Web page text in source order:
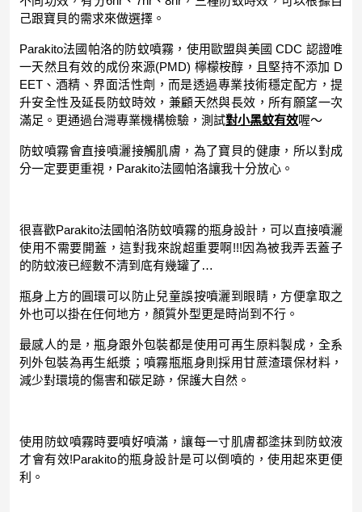
己跟寶貝的需求來做選擇。
Parakito法國帕洛的防蚊噴霧，使用歐盟與美國 CDC 認證唯
一天然且有效的成份來源(PMD) 檸檬桉醇，且堅持不添加 D
EET、酒精、界面活性劑，而是透過專業技術穩定配方，提
升安全性及延長防蚊時效，兼顧天然與長效，所有願望一次
滿足。更通過台灣專業機構檢驗，測試對小黑蚊有效喔～
防蚊噴霧會直接噴灑接觸肌膚，為了寶貝的健康，所以對成
分一定要更重視，Parakito法國帕洛讓我十分放心。
很喜歡Parakito法國帕洛防蚊噴霧的瓶身設計，可以直接噴灑
使用不需要開蓋，這對我來說超重要啊!!!因為被我弄丟蓋子
的防蚊液已經數不清到底有幾罐了…
瓶身上方的圓環可以防止兒童誤按噴灑到眼睛，方便拿取之
外也可以掛在任何地方，顏質外型更是時尚到不行。
最感人的是，瓶身跟外包裝都是使用可再生原料製成，全系
列外包裝為再生紙漿；噴霧瓶瓶身則採用甘蔗渣環保材料，
減少對環境的傷害和碳足跡，保護大自然。
使用防蚊噴霧時要噴好噴滿，讓每一寸肌膚都塗抹到防蚊液
才會有效!Parakito的瓶身設計是可以倒噴的，使用起來更便
利。